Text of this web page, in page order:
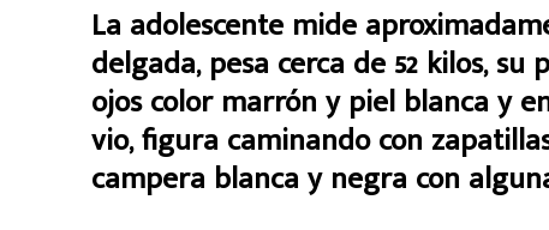
La adolescente mide
delgada, pesa cerca de 52 kilos,
ojos color marrón y piel blanca y
vio, figura caminando con
campera blanca y negra con